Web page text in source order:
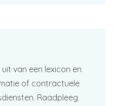
van een lexicon en
of contractuele
Raadpleeg